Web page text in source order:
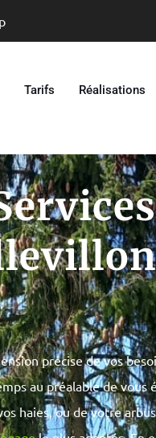
Tarifs Réalisations
précise de vos
au préalable de vous
haies, ou de votre